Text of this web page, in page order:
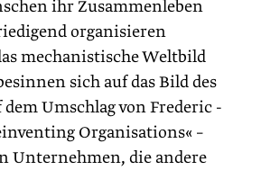
ihr Zusammenleben
organisieren
mechanistische Weltbild
sich auf das Bild des
Umschlag von Frederic
Organisations« –
Unternehmen, die andere